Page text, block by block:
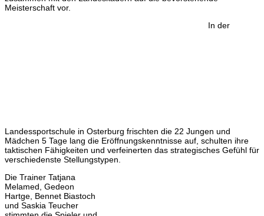
Meisterschaft vor.
In der
Landessportschule in Osterburg frischten die 22 Jungen und
Mädchen 5 Tage lang die Eröffnungskenntnisse auf, schulten ihre
taktischen Fähigkeiten und verfeinerten das strategisches Gefühl für
verschiedenste Stellungstypen.
Die Trainer Tatjana
Melamed, Gedeon
Hartge, Bennet Biastoch
und Saskia Teucher